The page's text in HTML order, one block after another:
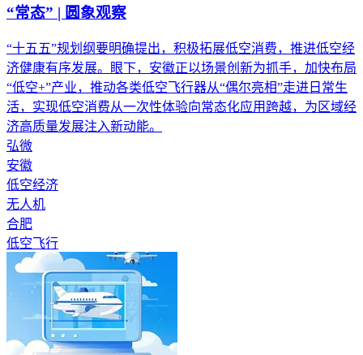
“常态” | 圆象观察
“十五五”规划纲要明确提出，积极拓展低空消费，推进低空经
济健康有序发展。眼下，安徽正以场景创新为抓手，加快布局
“低空+”产业，推动各类低空飞行器从“偶尔亮相”走进日常生
活，实现低空消费从一次性体验向常态化应用跨越，为区域经
济高质量发展注入新动能。
弘微
安徽
低空经济
无人机
合肥
低空飞行